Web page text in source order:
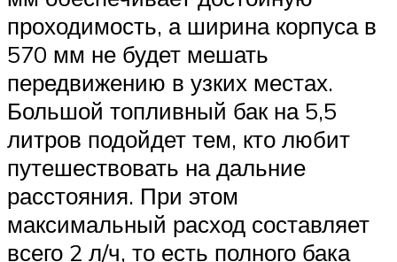
проходимость, а ширина корпуса в
570 мм не будет мешать
передвижению в узких местах.
Большой топливный бак на 5,5
литров подойдет тем, кто любит
путешествовать на дальние
расстояния. При этом
максимальный расход составляет
всего 2 л/ч, то есть полного бака